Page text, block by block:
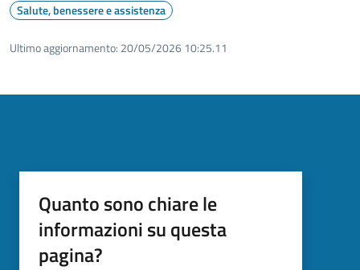
Salute, benessere e assistenza
Ultimo aggiornamento: 20/05/2026 10:25.11
Quanto sono chiare le
informazioni su questa
pagina?